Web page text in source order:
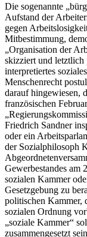
Die sogenannte
Aufstand der
gegen
Mitbestimmung,
„Organisation der
skizziert und letztlich
interpretiertes
Menschenrecht
darauf hingewiesen,
französischen
„
Friedrich Sandner
oder ein
der Sozialphilosoph
Gewerbestandes am
sozialen Kammer
Gesetzgebung zu
politischen Kammer,
sozialen Ordnung
„soziale Kammer“
zusammengesetzt